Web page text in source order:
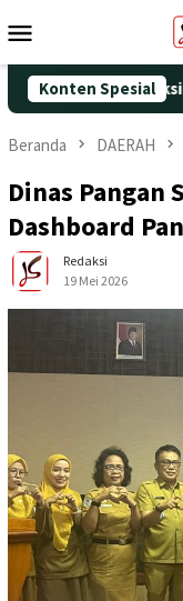
ke
Mobile
Konten Spesial
dengan Aksi Nyata
Beranda DAERAH
Dinas Pangan
Dashboard
Redaksi
19 Mei 2026